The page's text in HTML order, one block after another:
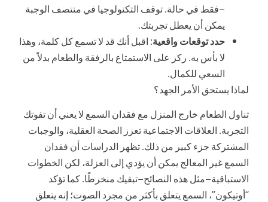
—فقط في حالة. توقف التكنولوجيا في منتصف الوجبة
يمكن أن يعطل تجربتك.
حدد توقعات واقعية: اقبل أنك قد لا تسمع كل كلمة، وهذا
لا بأس به. ركز على الاستمتاع بالرفقة والطعام بدلاً من
السعي للكمال.
لماذا يستحق الأمر الجهد؟
تناول الطعام خارج المنزل مع فقدان السمع لا يعني أن تفوتك
التجربة. العلاقات الاجتماعية تعزز الصحة العقلية، والوجبات
المشتركة جزء كبير من ذلك. تظهر الدراسات أن فقدان
السمع غير المعالج يمكن أن يؤدي إلى العزلة، لكن الخطوات
الاستباقية—مثل هذه النصائح—تبقيك منخرطًا. كما تؤكد
“أوتيكون”، السمع يتعلق بأكثر من مجرد الصوت؛ إنه يتعلق